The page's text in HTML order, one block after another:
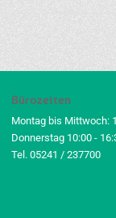
Bürozeiten
Montag bis Mittwoch:
Donnerstag 10:00 -
Tel. 05241 / 237700